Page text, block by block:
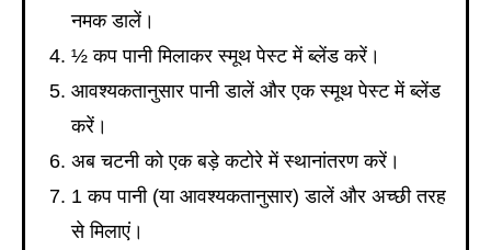
नमक डालें।
½ कप पानी मिलाकर स्मूथ पेस्ट में ब्लेंड करें।
आवश्यकतानुसार पानी डालें और एक स्मूथ पेस्ट में ब्लेंड
करें।
अब चटनी को एक बड़े कटोरे में स्थानांतरण करें।
1 कप पानी (या आवश्यकतानुसार) डालें और अच्छी तरह
से मिलाएं।